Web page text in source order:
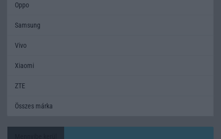
Oppo
Samsung
Vivo
Xiaomi
ZTE
Összes márka